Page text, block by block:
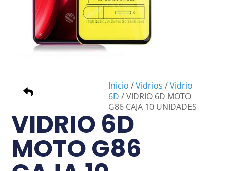
Inicio /Vidrios /Vidrio
6D / VIDRIO 6D MOTO
G86 CAJA 10 UNIDADES
VIDRIO 6D
MOTO G86